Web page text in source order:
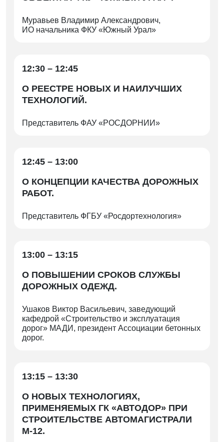
Муравьев Владимир Александрович,
ИО начальника ФКУ «Южный Урал»
12:30 – 12:45
О РЕЕСТРЕ НОВЫХ И НАИЛУЧШИХ
ТЕХНОЛОГИЙ.
Представитель ФАУ «РОСДОРНИИ»
12:45 – 13:00
О КОНЦЕПЦИИ КАЧЕСТВА ДОРОЖНЫХ
РАБОТ.
Представитель ФГБУ «Росдортехнология»
13:00 – 13:15
О ПОВЫШЕНИИ СРОКОВ СЛУЖБЫ
ДОРОЖНЫХ ОДЕЖД.
Ушаков Виктор Васильевич, заведующий
кафедрой «Строительство и эксплуатация
дорог» МАДИ, президент Ассоциации бетонных
дорог.
13:15 – 13:30
О НОВЫХ ТЕХНОЛОГИЯХ,
ПРИМЕНЯЕМЫХ ГК «АВТОДОР» ПРИ
СТРОИТЕЛЬСТВЕ АВТОМАГИСТРАЛИ
М-12.